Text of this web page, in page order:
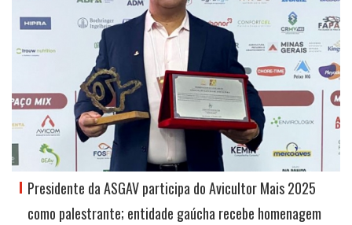
Presidente da ASGAV participa do Avicultor Mais 2025
como palestrante; entidade gaúcha recebe homenagem